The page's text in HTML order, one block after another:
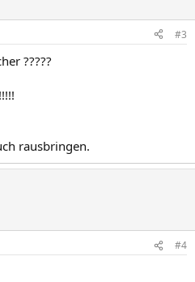
#3
?????
rausbringen.
#4